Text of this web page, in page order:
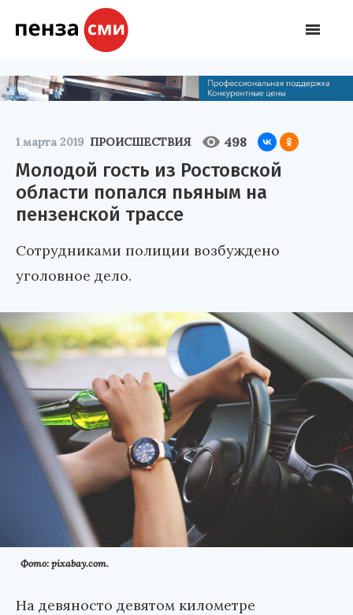
1 марта 2019 ПРОИСШЕСТВИЯ 498
Молодой гость из Ростовской
области попался пьяным на
пензенской трассе
Сотрудниками полиции возбуждено
уголовное дело.
Фото: pixabay.com.
На девяносто девятом километре